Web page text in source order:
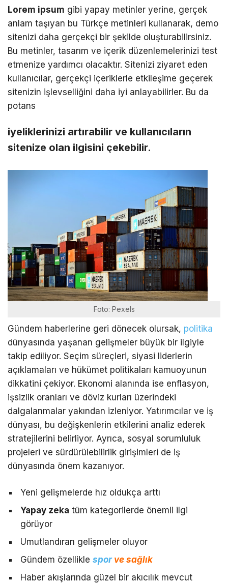
Lorem ipsum gibi yapay metinler yerine, gerçek
anlam taşıyan bu Türkçe metinleri kullanarak, demo
sitenizi daha gerçekçi bir şekilde oluşturabilirsiniz.
Bu metinler, tasarım ve içerik düzenlemelerinizi test
etmenize yardımcı olacaktır. Sitenizi ziyaret eden
kullanıcılar, gerçekçi içeriklerle etkileşime geçerek
sitenizin işlevselliğini daha iyi anlayabilirler. Bu da
potans
iyeliklerinizi artırabilir ve kullanıcıların
sitenize olan ilgisini çekebilir.
Foto: Pexels
Gündem haberlerine geri dönecek olursak, politika
dünyasında yaşanan gelişmeler büyük bir ilgiyle
takip ediliyor. Seçim süreçleri, siyasi liderlerin
açıklamaları ve hükümet politikaları kamuoyunun
dikkatini çekiyor. Ekonomi alanında ise enflasyon,
işsizlik oranları ve döviz kurları üzerindeki
dalgalanmalar yakından izleniyor. Yatırımcılar ve iş
dünyası, bu değişkenlerin etkilerini analiz ederek
stratejilerini belirliyor. Ayrıca, sosyal sorumluluk
projeleri ve sürdürülebilirlik girişimleri de iş
dünyasında önem kazanıyor.
Yeni gelişmelerde hız oldukça arttı
Yapay zeka tüm kategorilerde önemli ilgi
görüyor
Umutlandıran gelişmeler oluyor
Gündem özellikle sporve sağlık
Haber akışlarında güzel bir akıcılık mevcut